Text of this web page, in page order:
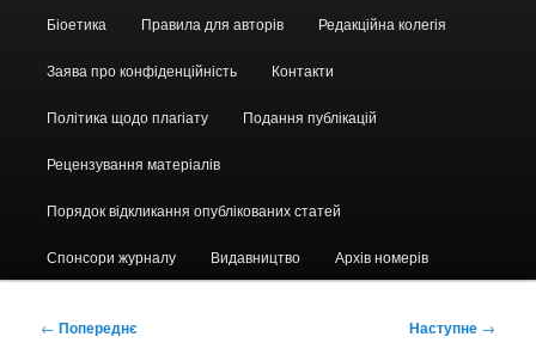
Біоетика Правила для авторів Редакційна колегія
Заява про конфіденційність Контакти
Політика щодо плагіату Подання публікацій
Рецензування матеріалів
Порядок відкликання опублікованих статей
Спонсори журналу Видавництво Архів номерів
Навігація
← Попереднє Наступне →